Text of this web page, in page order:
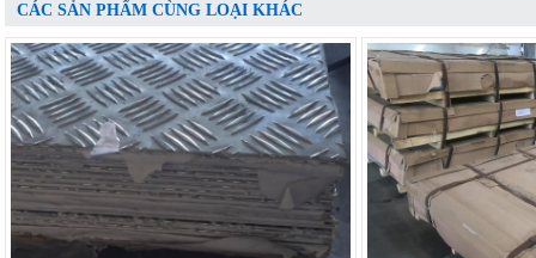
CÁC SẢN PHẨM CÙNG LOẠI KHÁC